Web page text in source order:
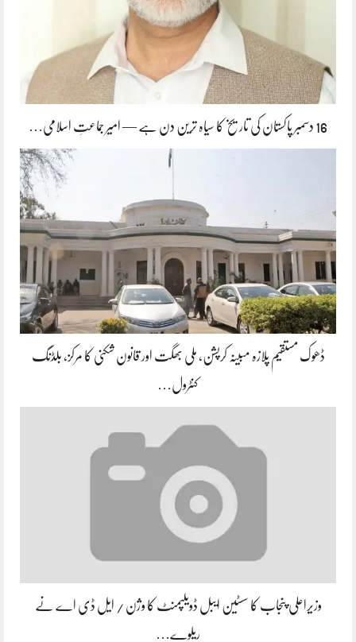
16 دسمبر پاکستان کی تاریخ کا سیاہ ترین دن ہے — امیر جماعتِ اسلامی…
ڈھوک مستقیم پلازہ مبینہ کرپشن، ملی بھگت اور قانون شکنی کا مرکز، بلڈنگ
کنٹرول…
وزیراعلی پنجاب کا سسٹین ایبل ڈویلپمنٹ کا وژن / ایل ڈی اے نے
ریلوے…